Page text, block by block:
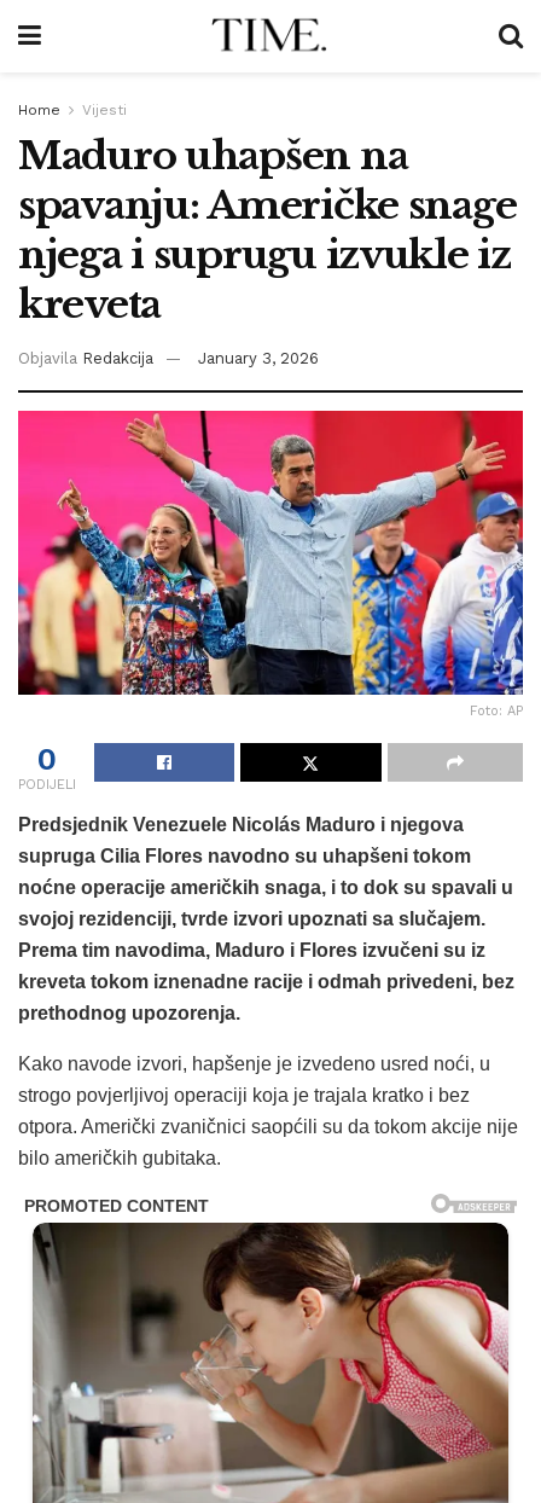
Home Vijesti
Maduro uhapšen na
spavanju: Američke snage
njega i suprugu izvukle iz
kreveta
Objavila Redakcija January 3, 2026
Foto: AP
0
PODIJELI
Predsjednik Venezuele Nicolás Maduro i njegova
supruga Cilia Flores navodno su uhapšeni tokom
noćne operacije američkih snaga, i to dok su spavali u
svojoj rezidenciji, tvrde izvori upoznati sa slučajem.
Prema tim navodima, Maduro i Flores izvučeni su iz
kreveta tokom iznenadne racije i odmah privedeni, bez
prethodnog upozorenja.
Kako navode izvori, hapšenje je izvedeno usred noći, u
strogo povjerljivoj operaciji koja je trajala kratko i bez
otpora. Američki zvaničnici saopćili su da tokom akcije nije
bilo američkih gubitaka.